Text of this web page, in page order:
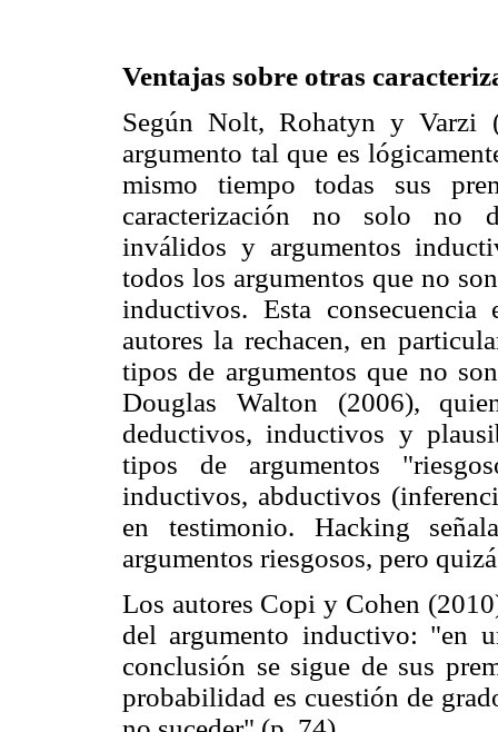
Ventajas sobre otras
Según Nolt, Rohatyn y Varzi
argumento tal que es
mismo tiempo todas sus
caracterización no solo no
inválidos y argumentos
todos los argumentos que no
inductivos. Esta
autores la rechacen, en
tipos de argumentos que no
Douglas Walton (2006),
deductivos, inductivos y
tipos de argumentos
inductivos, abductivos
en testimonio. Hacking
argumentos riesgosos, pero
Los autores Copi y Cohen
del argumento inductivo: "en
conclusión se sigue de sus
probabilidad es cuestión de